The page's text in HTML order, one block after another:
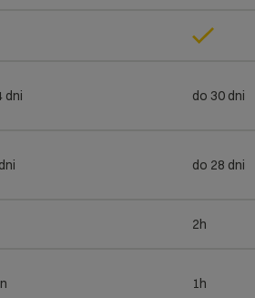
dni do 30 dni
do 28 dni
2h
1h